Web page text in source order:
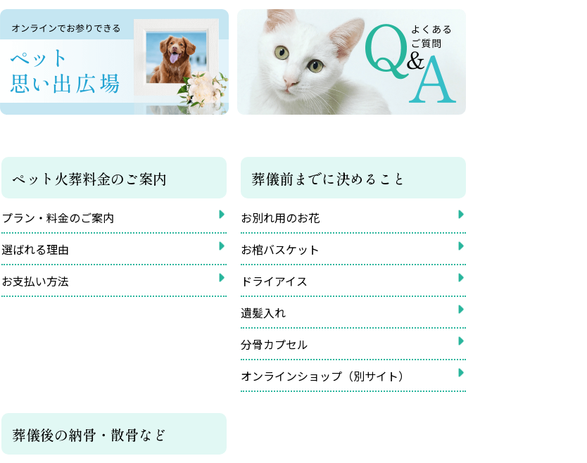
ペット火葬料金のご案内
プラン・料金のご案内
選ばれる理由
お支払い方法
葬儀前までに決めること
お別れ用のお花
お棺バスケット
ドライアイス
遺髪入れ
分骨カプセル
オンラインショップ（別サイト）
葬儀後の納骨・散骨など